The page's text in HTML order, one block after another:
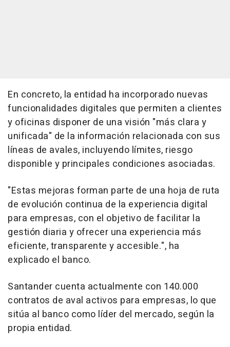
En concreto, la entidad ha incorporado nuevas
funcionalidades digitales que permiten a clientes
y oficinas disponer de una visión "más clara y
unificada" de la información relacionada con sus
líneas de avales, incluyendo límites, riesgo
disponible y principales condiciones asociadas.
"Estas mejoras forman parte de una hoja de ruta
de evolución continua de la experiencia digital
para empresas, con el objetivo de facilitar la
gestión diaria y ofrecer una experiencia más
eficiente, transparente y accesible.", ha
explicado el banco.
Santander cuenta actualmente con 140.000
contratos de aval activos para empresas, lo que
sitúa al banco como líder del mercado, según la
propia entidad.